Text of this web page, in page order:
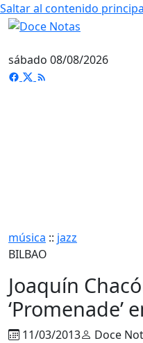
Saltar al contenido
sábado 08/08/2026
música :: jazz
BILBAO
Joaquín
‘Promenade’
11/03/2013 Doce